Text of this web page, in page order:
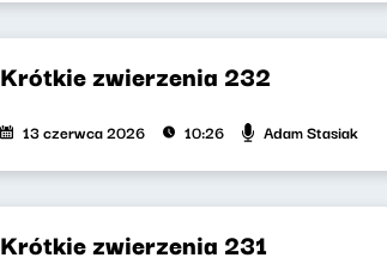
Krótkie zwierzenia 232
13 czerwca 2026 10:26 Adam Stasiak
Krótkie zwierzenia 231